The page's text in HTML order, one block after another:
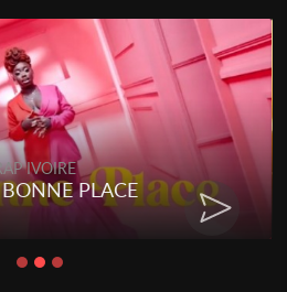
IVOIRE
PLACE